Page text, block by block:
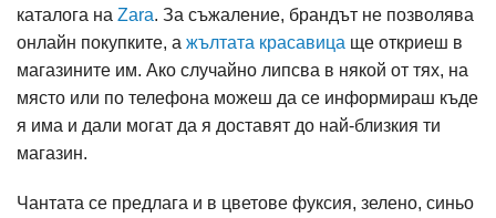
каталога на Zara. За съжаление, брандът не позволява
онлайн покупките, а жълтата красавица ще откриеш в
магазините им. Ако случайно липсва в някой от тях, на
място или по телефона можеш да се информираш къде
я има и дали могат да я доставят до най-близкия ти
магазин.
Чантата се предлага и в цветове фуксия, зелено, синьо